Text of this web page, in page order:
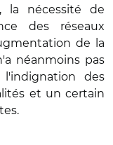
la nécessité de
des réseaux
de la
néanmoins pas
des
et un certain